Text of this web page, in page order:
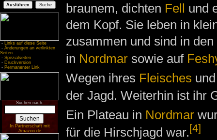
- Links auf diese Seite
- Änderungen an verlinkten
Seiten
- Spezialseiten
- Druckversion
- Permanenter Link
Suchen nach:
In Partnerschaft mit
Amazon.de
braunem, dichten Fell und
dem Kopf. Sie leben in
zusammen und sind in
in Nordmarsowie auf
Wegen ihres Fleisches
der Jagd. Weiterhin ist ihr
Ein Plateau in Nordmar
für die Hirschjagd war.[4]